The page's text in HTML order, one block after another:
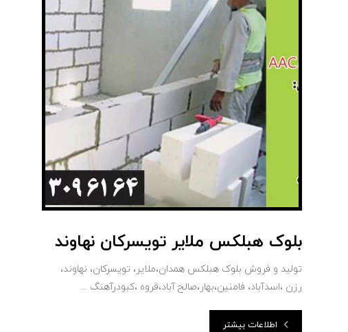
بلوک هبلکس ملایر تویسرکان نهاوند
تولید و فروش بلوک هبلکس همدان،ملایر، تویسرکان، نهاوند،
رزن ،اسدآباد، فامنین،بهار،صالح آباد،قروه ،کبودرآهنگ ...
اطلاعات بیشتر